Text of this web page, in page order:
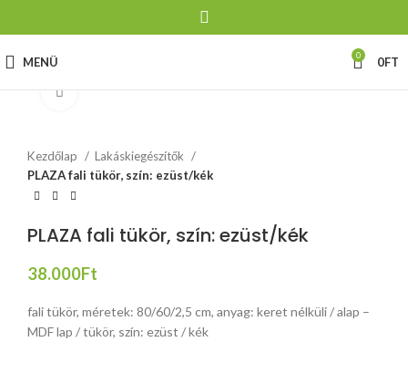
MENÜ 0 0FT
Kezdőlap
Lakáskiegészítők
PLAZA fali tükör, szín: ezüst/kék
PLAZA fali tükör, szín: ezüst/kék
38.000Ft
fali tükör, méretek: 80/60/2,5 cm, anyag: keret nélküli / alap –
MDF lap / tükör, szín: ezüst / kék